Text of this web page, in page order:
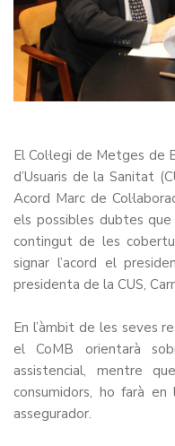
El Col·legi de Metges de
d’Usuaris de la Sanitat
Acord Marc de
els possibles dubtes
contingut de les
signar l’acord el
presidenta de la CUS,
En l’àmbit de les seves
el CoMB orientarà
assistencial, mentre
consumidors, ho farà
assegurador.